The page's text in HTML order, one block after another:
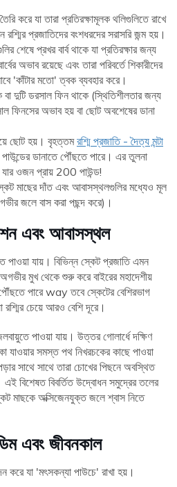
করে যা তারা প্রতিরক্ষামূলক থলিগুলিতে রাখে
প্রজাতিদের বংশধরদের সরাসরি জন্ম হয়।
শেষে প্রখর বার্ব থাকে যা প্রতিরক্ষার জন্য
অভাব রয়েছে এবং তারা পরিবর্তে শিকারীদের
'কাঁটার মতো' ত্বক ব্যবহার করে।
দুটি ডরসাল ফিন থাকে (স্থিতিশীলতার জন্য
ফিনসের অভাব হয় বা ছোট অবশেষের ডানা
ছোট হয়। বৃহত্তমরশ্মি প্রজাতি - দৈত্য মন্টা
ডানাতে পৌঁছতে পারে। এর তুলনা
ওজন প্রায় 200 পাউন্ড!
মাছের দাঁত এবং আবাসস্থলগুলির মধ্যেও মূল
জলে বাস করা পছন্দ করে)।
এবং আবাসস্থল
পাওয়া যায়। বিভিন্ন স্কেট প্রজাতি এমন
অগভীর মুখ থেকে শুরু করে বাইরের মহাদেশীয়
পারে way তবে স্কেটের বেশিরভাগ
রশ্মির চেয়ে আরও বেশি দূরে।
পাওয়া যায়। উত্তর গোলার্ধে দক্ষিণ
যাওয়ার সমস্ত পথ নিখরচকের কাছে পাওয়া
সাথে সাথে তারা চোখের পিছনে অবস্থিত
এই বিশেষত বিবর্তিত উদ্বোধন সমুদ্রের তলের
মাছকে অক্সিজেনযুক্ত জলে শ্বাস নিতে
এবং জীবনকাল
করে যা 'মৎসকন্যা পাউচে' রাখা হয়।